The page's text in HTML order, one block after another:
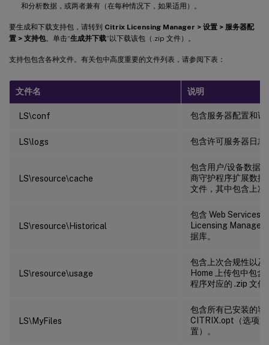
和分析数据，或两者兼有（在每种情况下，如果适用）。
要生成和下载支持包，请转到 Citrix Licensing Manager > 设置 > 服务器配
置 > 支持包。单击“生成并下载”以下载该包（.zip 文件）。
支持包包含各种文件。有关包中高度重要的文件列表，请参阅下表：
文件名 说明
LS\conf 包含服务器配置和证
LS\logs 包含许可服务器日志
LS\resource\cache
包含用户/设备数据
商守护程序扩展数据
文件，其中包含上次
LS\resource\Historical
包含 Web Services
Licensing Manager
据库。
LS\resource\usage
包含上次合规性以
Home 上传包中包
程序对应的 .zip 文件
LS\MyFiles
包含所有已安装的客
CITRIX.opt（选项文
置）。